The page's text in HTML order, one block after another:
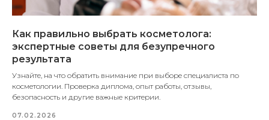
Как правильно выбрать косметолога:
экспертные советы для безупречного
результата
Узнайте, на что обратить внимание при выборе специалиста по
косметологии. Проверка диплома, опыт работы, отзывы,
безопасность и другие важные критерии.
07.02.2026